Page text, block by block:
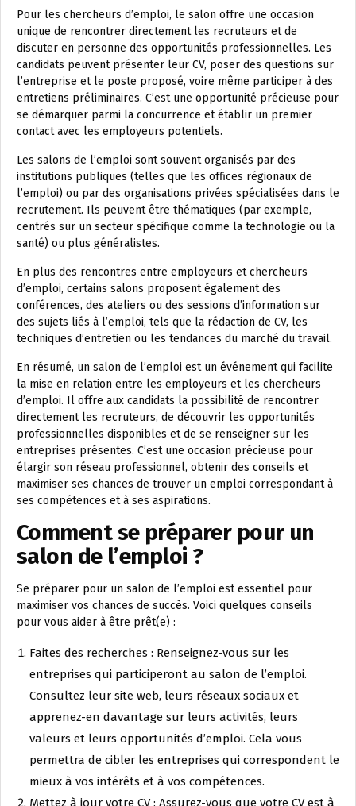
Pour les chercheurs d’emploi, le salon offre une occasion
unique de rencontrer directement les recruteurs et de
discuter en personne des opportunités professionnelles. Les
candidats peuvent présenter leur CV, poser des questions sur
l’entreprise et le poste proposé, voire même participer à des
entretiens préliminaires. C’est une opportunité précieuse pour
se démarquer parmi la concurrence et établir un premier
contact avec les employeurs potentiels.
Les salons de l’emploi sont souvent organisés par des
institutions publiques (telles que les offices régionaux de
l’emploi) ou par des organisations privées spécialisées dans le
recrutement. Ils peuvent être thématiques (par exemple,
centrés sur un secteur spécifique comme la technologie ou la
santé) ou plus généralistes.
En plus des rencontres entre employeurs et chercheurs
d’emploi, certains salons proposent également des
conférences, des ateliers ou des sessions d’information sur
des sujets liés à l’emploi, tels que la rédaction de CV, les
techniques d’entretien ou les tendances du marché du travail.
En résumé, un salon de l’emploi est un événement qui facilite
la mise en relation entre les employeurs et les chercheurs
d’emploi. Il offre aux candidats la possibilité de rencontrer
directement les recruteurs, de découvrir les opportunités
professionnelles disponibles et de se renseigner sur les
entreprises présentes. C’est une occasion précieuse pour
élargir son réseau professionnel, obtenir des conseils et
maximiser ses chances de trouver un emploi correspondant à
ses compétences et à ses aspirations.
Comment se préparer pour un
salon de l’emploi ?
Se préparer pour un salon de l’emploi est essentiel pour
maximiser vos chances de succès. Voici quelques conseils
pour vous aider à être prêt(e) :
Faites des recherches : Renseignez-vous sur les
entreprises qui participeront au salon de l’emploi.
Consultez leur site web, leurs réseaux sociaux et
apprenez-en davantage sur leurs activités, leurs
valeurs et leurs opportunités d’emploi. Cela vous
permettra de cibler les entreprises qui correspondent le
mieux à vos intérêts et à vos compétences.
Mettez à jour votre CV : Assurez-vous que votre CV est à